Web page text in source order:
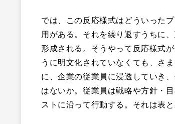
では、この反応様式はどういった
用がある。それを繰り返すうちに
形成される。そうやって反応様式
うに明文化されていなくても、さ
に、企業の従業員に浸透していき
はないか。従業員は戦略や方針・
ストに沿って行動する。それは表